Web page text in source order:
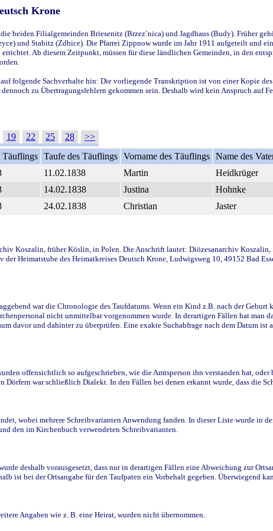
Krone
beiden Filialgemeinden Briesenitz (Brzez`nica) und Jagdhaus (Budy). Früher
und Stabitz (Zdbice). Die Pfarrei Zippnow wurde im Jahr 1911 aufgeteilt und
Ab diesem Zeitpunkt, müssen für diese ländlichen Gemeinden, in den
folgende Sachverhalte hin: Die vorliegende Transkription ist von einer Kopie
zu Übertragungsfehlern gekommen sein. Deshalb wird kein Anspruch auf
19 22 25 28
>>
Täuflings Taufe des Täuflings Vorname des Täuflings Name des
11.02.1838 Martin Heidkrüger
14.02.1838 Justina Hohnke
24.02.1838 Christian Jaster
Koszalin, früher Köslin, in Polen. Die Anschrift lautet: Diözesanarchiv
Heimatstube des Heimatkreises Deutsch Krone, Ludwigsweg 10, 49152 Bad
war die Chronologie des Taufdatums. Wenn ein Kind z.B. nach der
nicht unmittelbar vorgenommen wurde. In derartigen Fällen hat man
davor und dahinter zu überprüfen. Eine exakte Suchabfrage nach dem Datum
offensichtlich so aufgeschrieben, wie die Amtsperson ihn verstanden hat, oder
Dörfern war schließlich Dialekt. In den Fällen bei denen erkannt wurde, dass die
wobei mehrere Schreibvarianten Anwendung fanden. In dieser Liste wurde in
den im Kirchenbuch verwendeten Schreibvarianten.
deshalb vorausgesetzt, dass nur in derartigen Fällen eine Abweichung zur
ist bei der Ortsangabe für den Taufpaten ein Vorbehalt gegeben. Überwiegend
Angaben wie z. B. eine Heirat, wurden nicht übernommen.